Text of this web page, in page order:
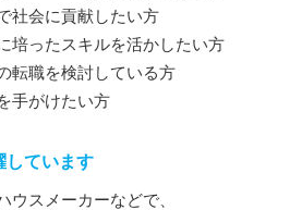
社会に貢献したい方
培ったスキルを活かしたい方
転職を検討している方
手がけたい方
しています
ウスメーカーなどで、